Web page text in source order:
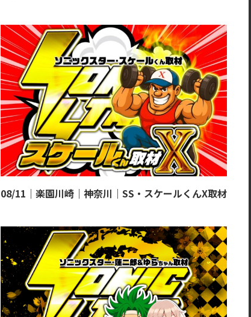
08/11｜楽園川崎｜神奈川｜SS・スケールくんX取材